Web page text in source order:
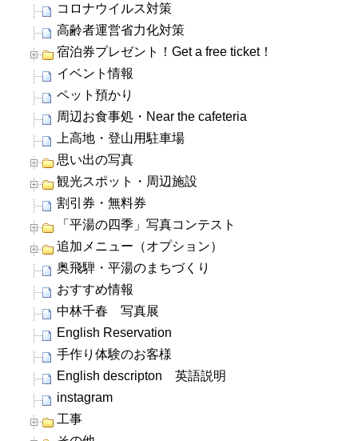
コロナウイルス対策
高齢者運営省力化対策
宿泊券プレゼント！Get a free ticket！
イベント情報
ペット預かり
周辺お食事処・Near the cafeteria
上高地・登山用駐車場
思い出の写真
観光スポット・周辺施設
割引券・無料券
「平湯の四季」写真コンテスト
追加メニュー（オプション）
奥飛騨・平湯のまちづくり
おすすめ情報
中林千春 写真展
English Reservation
手作り体験のお客様
English descripton 英語説明
instagram
工事